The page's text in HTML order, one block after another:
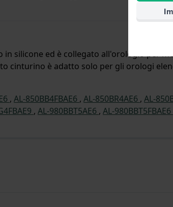
silicone ed è collegato all'orologio per
cinturino è adatto solo per gli orologi
, AL-850BB4FBAE6 , AL-850BR4AE6 , AL-
, AL-980BBT5AE6 , AL-980BBT5FBAE6